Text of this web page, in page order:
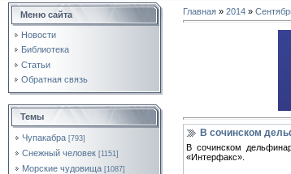
Меню сайта
Новости
Библиотека
Статьи
Обратная связь
Темы
Чупакабра [793]
Снежный человек [1151]
Морские чудовища [1087]
Главная » 2014 »
В сочинском
В сочинском
«Интерфакс».